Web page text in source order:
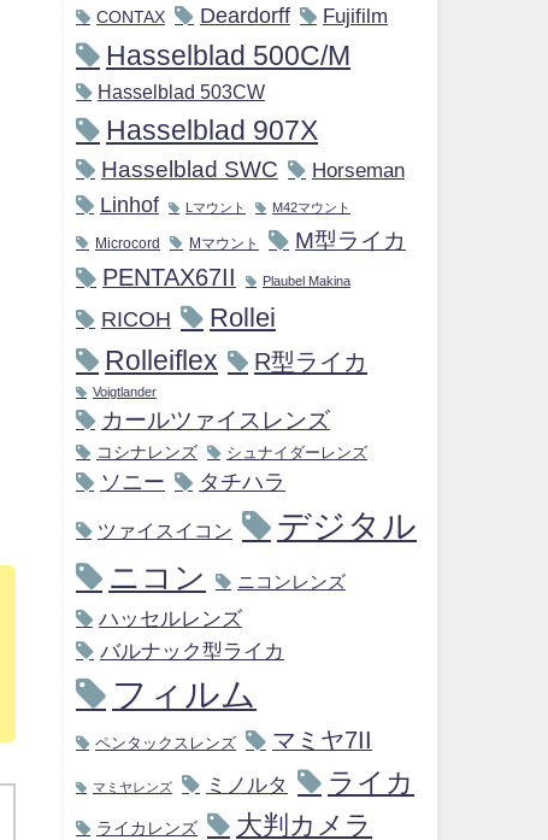
CONTAX Deardorff Fujifilm
Hasselblad 500C/M
Hasselblad 503CW
Hasselblad 907X
Hasselblad SWC Horseman
Linhof Lマウント M42マウント
Microcord Mマウント
M型ライカ
PENTAX67II
Plaubel Makina
RICOH
Rollei
Rolleiflex
R型ライカ
Voigtlander
カールツァイスレンズ
コシナレンズ シュナイダーレンズ
ソニー タチハラ
ツァイスイコン デジタル
ニコン ニコンレンズ
ハッセルレンズ
バルナック型ライカ
フィルム
ペンタックスレンズ マミヤ7II
マミヤレンズ ミノルタ ライカ
ライカレンズ 大判カメラ